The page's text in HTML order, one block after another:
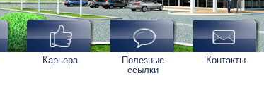
Карьера Полезные
ссылки
Контакты